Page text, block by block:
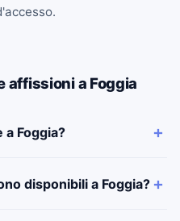
affissioni a Foggia
Foggia?
disponibili a Foggia?